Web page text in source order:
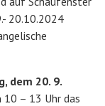
20.10.2024
dem 20. 9.
– 13 Uhr das